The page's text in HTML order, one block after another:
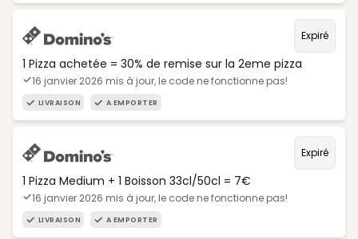
Expiré
1 Pizza achetée = 30% de remise sur la 2eme pizza
16 janvier 2026 mis à jour, le code ne fonctionne pas!
LIVRAISON A EMPORTER
Expiré
1 Pizza Medium + 1 Boisson 33cl/50cl = 7€
16 janvier 2026 mis à jour, le code ne fonctionne pas!
LIVRAISON A EMPORTER